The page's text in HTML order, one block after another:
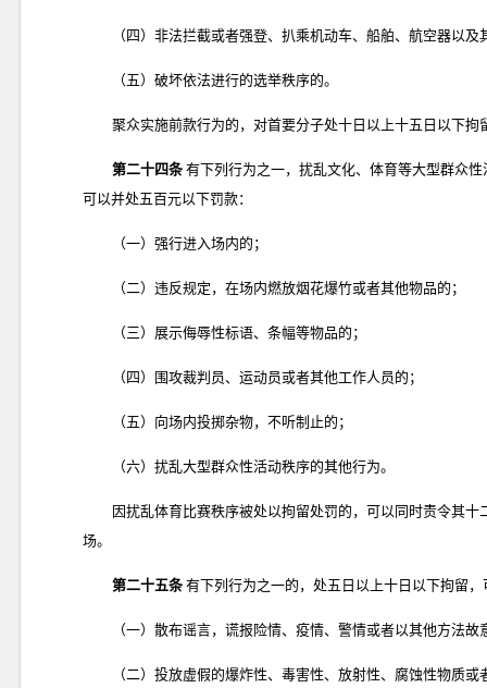
（四）非法拦截或者强登、扒乘机动车、船舶、航空器以
（五）破坏依法进行的选举秩序的。
聚众实施前款行为的，对首要分子处十日以上十五日以下拘
第二十四条 有下列行为之一，扰乱文化、体育等大型群众
可以并处五百元以下罚款：
（一）强行进入场内的；
（二）违反规定，在场内燃放烟花爆竹或者其他物品的；
（三）展示侮辱性标语、条幅等物品的；
（四）围攻裁判员、运动员或者其他工作人员的；
（五）向场内投掷杂物，不听制止的；
（六）扰乱大型群众性活动秩序的其他行为。
因扰乱体育比赛秩序被处以拘留处罚的，可以同时责令其
场。
第二十五条 有下列行为之一的，处五日以上十日以下拘留
（一）散布谣言，谎报险情、疫情、警情或者以其他方法故
（二）投放虚假的爆炸性、毒害性、放射性、腐蚀性物质